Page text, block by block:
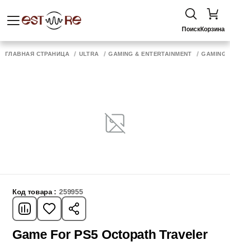
ПоискКорзина
ГЛАВНАЯ СТРАНИЦА ULTRA GAMING & ENTERTAINMENT GAMING
Код товара : 259955
Game For PS5 Octopath Traveler